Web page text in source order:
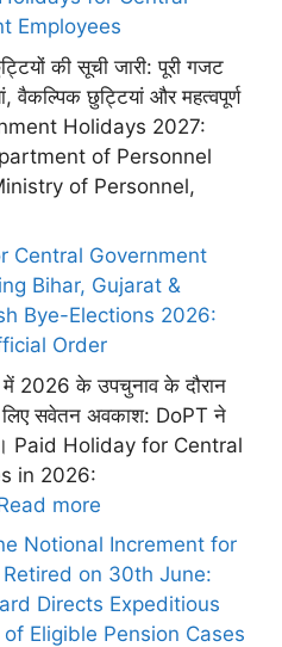
Employees
की सूची जारी: पूरी गजट
वैकल्पिक छुट्टियां और महत्वपूर्ण
Holidays 2027:
of Personnel
of Personnel,
Central Government
Bihar, Gujarat &
Bye-Elections 2026:
Order
में 2026 के उपचुनाव के दौरान
लिए सवेतन अवकाश: DoPT ने
Paid Holiday for Central
in 2026:
more
Notional Increment for
Retired on 30th June:
Directs Expeditious
Eligible Pension Cases